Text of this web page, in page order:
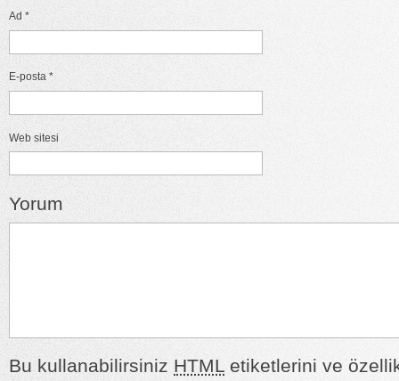
Ad *
E-posta *
Web sitesi
Yorum
Bu kullanabilirsiniz HTML etiketlerini ve